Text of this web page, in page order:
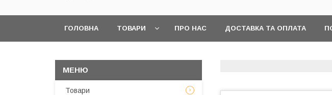
ГОЛОВНА ТОВАРИ ПРО НАС ДОСТАВКА ТА ОПЛАТА
Товари